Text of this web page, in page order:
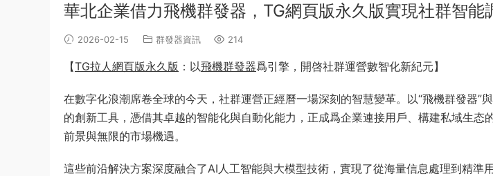
華北企業借力飛機群發器，TG網頁版永久版實現社群智能
2026-02-15 群發器資訊 214
【TG拉人網頁版永久版 ：以飛機群發器爲引擎，開啓社群運營數智化新紀元】
在數字化浪潮席卷全球的今天，社群運營正經曆一場深刻的智慧變革。以“飛機群發器”
的創新工具，憑借其卓越的智能化與自動化能力，正成爲企業連接用戶、構建私域生态
前景與無限的市場機遇。
這些前沿解決方案深度融合了AI人工智能與大模型技術，實現了從海量信息處理到精準